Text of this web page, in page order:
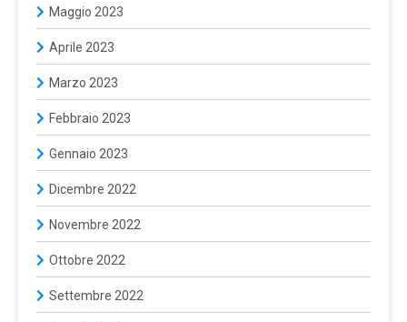
Maggio 2023
Aprile 2023
Marzo 2023
Febbraio 2023
Gennaio 2023
Dicembre 2022
Novembre 2022
Ottobre 2022
Settembre 2022